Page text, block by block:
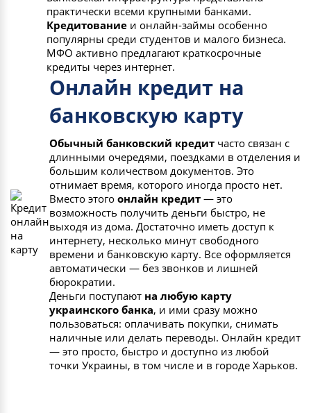
практически всеми крупными банками.
Кредитование и онлайн-займы особенно
популярны среди студентов и малого бизнеса.
МФО активно предлагают краткосрочные
кредиты через интернет.
Онлайн кредит на
банковскую карту
Обычный банковский кредит часто связан с
длинными очередями, поездками в отделения и
большим количеством документов. Это
отнимает время, которого иногда просто нет.
Вместо этого онлайн кредит — это
возможность получить деньги быстро, не
выходя из дома. Достаточно иметь доступ к
интернету, несколько минут свободного
времени и банковскую карту. Все оформляется
автоматически — без звонков и лишней
бюрократии.
Деньги поступают на любую карту
украинского банка, и ими сразу можно
пользоваться: оплачивать покупки, снимать
наличные или делать переводы. Онлайн кредит
— это просто, быстро и доступно из любой
точки Украины, в том числе и в городе Харьков.